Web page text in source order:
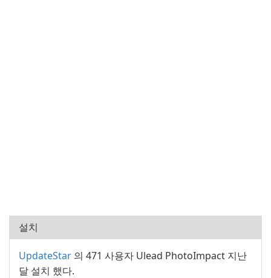
설치
UpdateStar 의 471 사용자 Ulead PhotoImpact 지난
달 설치 했다.